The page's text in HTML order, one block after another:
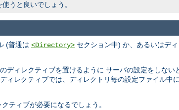
使うと良いでしょう。
(普通は <Directory> セクション中) か、あるいはデ
ディレクティブを置けるように サーバの設定をしない
ディレクティブでは、ディレクトリ毎の設定ファイル中
ティブが必要になるでしょう。